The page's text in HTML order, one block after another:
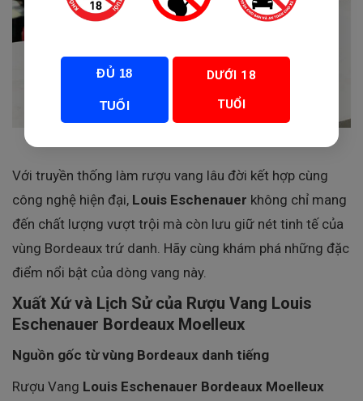
Với truyền thống làm rượu vang lâu đời kết hợp cùng
công nghệ hiện đại, Louis Eschenauer không chỉ mang
đến chất lượng vượt trội mà còn lưu giữ nét tinh tế của
vùng Bordeaux trứ danh. Hãy cùng khám phá những đặc
điểm nổi bật của dòng vang này.
Xuất Xứ và Lịch Sử của Rượu Vang Louis
Eschenauer Bordeaux Moelleux
Nguồn gốc từ vùng Bordeaux danh tiếng
Rượu Vang Louis Eschenauer Bordeaux Moelleux
ĐỦ 18
TUỔI
DƯỚI 18
TUỔI